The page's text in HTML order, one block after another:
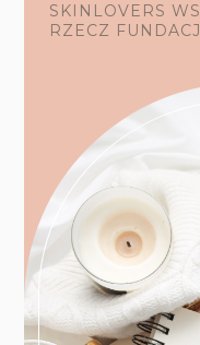
SKINLOVERS
RZECZ